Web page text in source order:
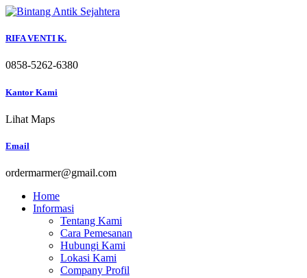
Skip
content
RIFA VENTI K.
0858-5262-6380
Kantor Kami
Lihat Maps
Email
ordermarmer@gmail.com
Home
Informasi
Tentang Kami
Cara Pemesanan
Hubungi Kami
Lokasi Kami
Company Profil